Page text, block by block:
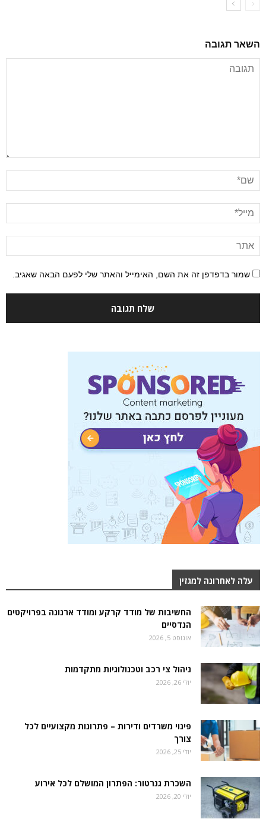
השאר תגובה
שמור בדפדפן זה את השם, האימייל והאתר שלי לפעם הבאה שאגיב.
עלה לאחרונה למגזין
החשיבות של מודד קרקע ומודד ארנונה בפרויקטים
הנדסיים
אוגוסט 5, 2026
ניהול צי רכב וטכנולוגיות מתקדמות
יולי 26, 2026
פינוי משרדים ודירות – פתרונות מקצועיים לכל
צורך
יולי 25, 2026
השכרת גנרטור: הפתרון המושלם לכל אירוע
יולי 20, 2026